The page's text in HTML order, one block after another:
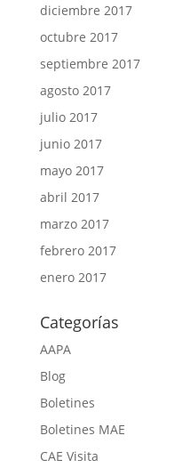
diciembre 2017
octubre 2017
septiembre 2017
agosto 2017
julio 2017
junio 2017
mayo 2017
abril 2017
marzo 2017
febrero 2017
enero 2017
Categorías
AAPA
Blog
Boletines
Boletines MAE
CAE Visita